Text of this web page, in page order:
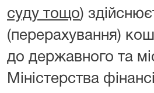
суду тощо)
(перерахування)
до державного та
Міністерства